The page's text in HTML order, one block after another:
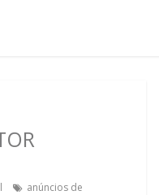
anúncios de